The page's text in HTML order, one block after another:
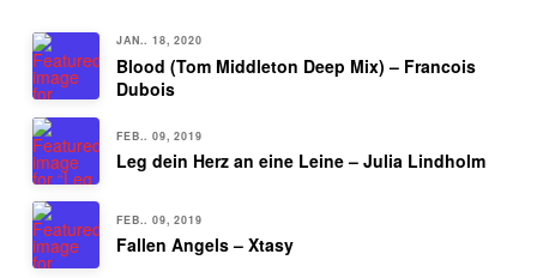
JAN.. 18, 2020
Blood (Tom Middleton Deep Mix) – Francois
Dubois
FEB.. 09, 2019
Leg dein Herz an eine Leine – Julia Lindholm
FEB.. 09, 2019
Fallen Angels – Xtasy